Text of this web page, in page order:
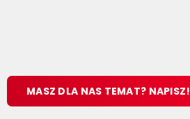
MASZ DLA NAS TEMAT? NAPISZ!